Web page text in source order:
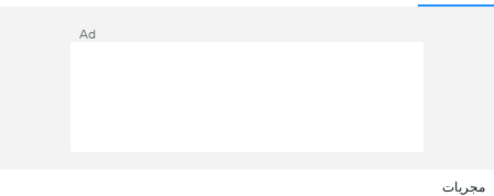
Ad
مجريات